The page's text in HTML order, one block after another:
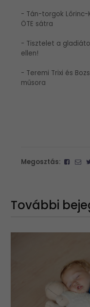
- Tán-torgok
ÖTE sátra
- Tisztelet a
ellen!
- Teremi Trixi és
műsora
Megosztás:
További